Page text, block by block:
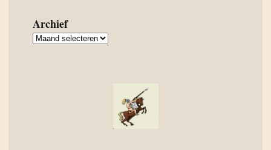
Archief
Archief